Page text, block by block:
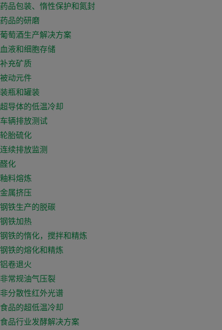
药品包装、惰性保护和氮封
药品的研磨
葡萄酒生产解决方案
血液和细胞存储
补充矿质
被动元件
装瓶和罐装
超导体的低温冷却
车辆排放测试
轮胎硫化
连续排放监测
醛化
釉料熔炼
金属挤压
钢铁生产的脱碳
钢铁加热
钢铁的惰化，搅拌和精炼
钢铁的熔化和精炼
铝卷退火
非常规油气压裂
非分散性红外光谱
食品的超低温冷却
食品行业发酵解决方案